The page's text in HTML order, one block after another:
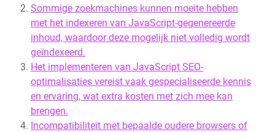
Sommige zoekmachines kunnen moeite hebben
met het indexeren van JavaScript-gegenereerde
inhoud, waardoor deze mogelijk niet volledig wordt
geïndexeerd.
Het implementeren van JavaScript SEO-
optimalisaties vereist vaak gespecialiseerde kennis
en ervaring, wat extra kosten met zich mee kan
brengen.
Incompatibiliteit met bepaalde oudere browsers of